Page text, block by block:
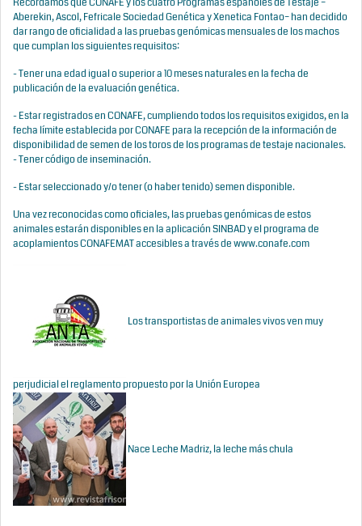
Recordamos que CONAFE y los cuatro Programas españoles de Testaje –
Aberekin, Ascol, Fefricale Sociedad Genética y Xenetica Fontao– han decidido
dar rango de oficialidad a las pruebas genómicas mensuales de los machos
que cumplan los siguientes requisitos:
- Tener una edad igual o superior a 10 meses naturales en la fecha de
publicación de la evaluación genética.
- Estar registrados en CONAFE, cumpliendo todos los requisitos exigidos, en la
fecha límite establecida por CONAFE para la recepción de la información de
disponibilidad de semen de los toros de los programas de testaje nacionales.
- Tener código de inseminación.
- Estar seleccionado y/o tener (o haber tenido) semen disponible.
Una vez reconocidas como oficiales, las pruebas genómicas de estos
animales estarán disponibles en la aplicación SINBAD y el programa de
acoplamientos CONAFEMAT accesibles a través de www.conafe.com
Los transportistas de animales vivos ven muy
perjudicial el reglamento propuesto por la Unión Europea
Nace Leche Madriz, la leche más chula